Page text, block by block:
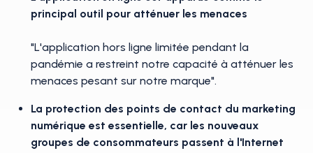
principal outil pour atténuer les menaces
"L'application hors ligne limitée pendant la
pandémie a restreint notre capacité à atténuer les
menaces pesant sur notre marque".
La protection des points de contact du marketing
numérique est essentielle, car les nouveaux
groupes de consommateurs passent à l'Internet